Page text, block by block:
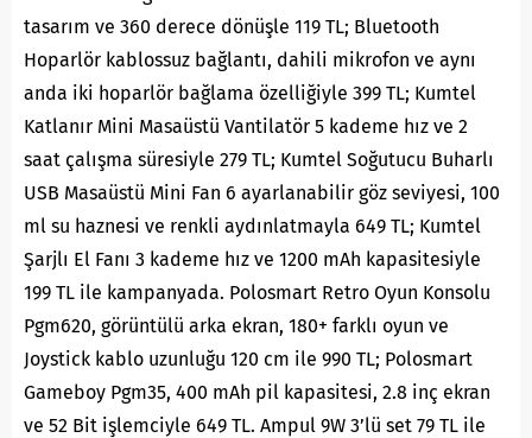
tasarım ve 360 derece dönüşle 119 TL; Bluetooth
Hoparlör kablossuz bağlantı, dahili mikrofon ve aynı
anda iki hoparlör bağlama özelliğiyle 399 TL; Kumtel
Katlanır Mini Masaüstü Vantilatör 5 kademe hız ve 2
saat çalışma süresiyle 279 TL; Kumtel Soğutucu Buharlı
USB Masaüstü Mini Fan 6 ayarlanabilir göz seviyesi, 100
ml su haznesi ve renkli aydınlatmayla 649 TL; Kumtel
Şarjlı El Fanı 3 kademe hız ve 1200 mAh kapasitesiyle
199 TL ile kampanyada. Polosmart Retro Oyun Konsolu
Pgm620, görüntülü arka ekran, 180+ farklı oyun ve
Joystick kablo uzunluğu 120 cm ile 990 TL; Polosmart
Gameboy Pgm35, 400 mAh pil kapasitesi, 2.8 inç ekran
ve 52 Bit işlemciyle 649 TL. Ampul 9W 3’lü set 79 TL ile